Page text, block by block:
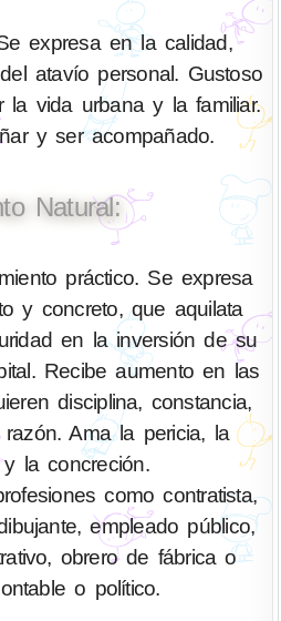
expresa en la calidad,
atavío personal. Gustoso
la vida urbana y la familiar.
y ser acompañado.
Natural:
práctico. Se expresa
y concreto, que aquilata
en la inversión de su
Recibe aumento en las
disciplina, constancia,
Ama la pericia, la
y la concreción.
como contratista,
empleado público,
obrero de fábrica o
o político.